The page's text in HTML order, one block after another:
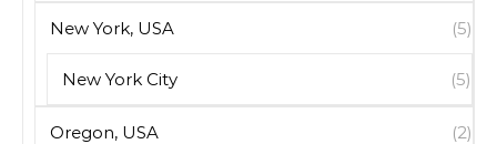
New York, USA (5)
New York City (5)
Oregon, USA (2)